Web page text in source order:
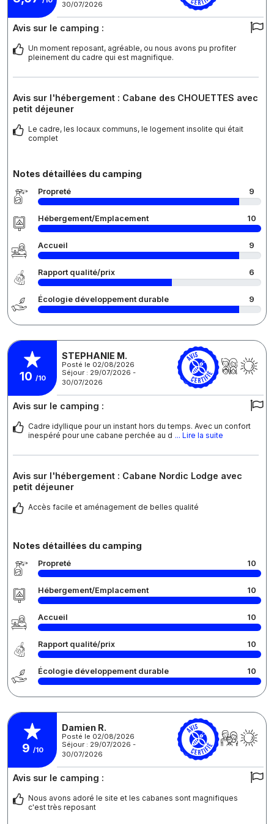
30/07/2026
Avis sur le camping :
Un moment reposant, agréable, ou nous avons pu profiter
pleinement du cadre qui est magnifique.
Avis sur l'hébergement : Cabane des CHOUETTES avec
petit déjeuner
Le cadre, les locaux communs, le logement insolite qui était
complet
Notes détaillées du camping
Propreté 9
Hébergement/Emplacement 10
Accueil 9
Rapport qualité/prix 6
Écologie développement durable 9
10 /10
STEPHANIE M.
Posté le 02/08/2026
Séjour : 29/07/2026 -
30/07/2026
Avis sur le camping :
Cadre idyllique pour un instant hors du temps. Avec un confort
inespéré pour une cabane perchée au d ... Lire la suite
Avis sur l'hébergement : Cabane Nordic Lodge avec
petit déjeuner
Accès facile et aménagement de belles qualité
Notes détaillées du camping
Propreté 10
Hébergement/Emplacement 10
Accueil 10
Rapport qualité/prix 10
Écologie développement durable 10
9 /10
Damien R.
Posté le 02/08/2026
Séjour : 29/07/2026 -
30/07/2026
Avis sur le camping :
Nous avons adoré le site et les cabanes sont magnifiques
c'est très reposant